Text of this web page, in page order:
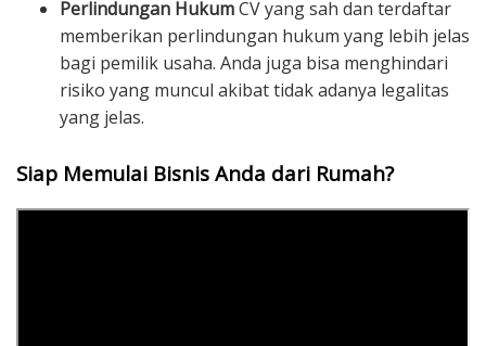
Perlindungan HukumCV yang sah dan terdaftar
memberikan perlindungan hukum yang lebih jelas
bagi pemilik usaha. Anda juga bisa menghindari
risiko yang muncul akibat tidak adanya legalitas
yang jelas.
Siap Memulai Bisnis Anda dari Rumah?